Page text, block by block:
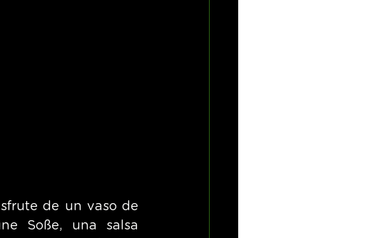
de un vaso de
Soße, una salsa